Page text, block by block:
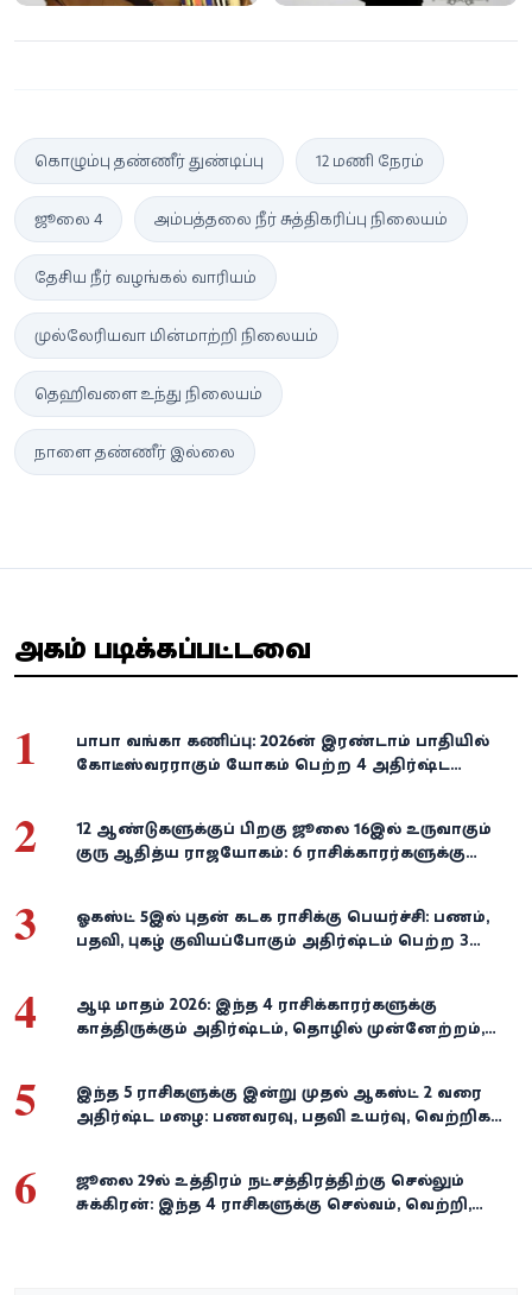
கொழும்பு தண்ணீர் துண்டிப்பு 12 மணி நேரம்
ஜூலை 4 அம்பத்தலை நீர் சுத்திகரிப்பு நிலையம்
தேசிய நீர் வழங்கல் வாரியம்
முல்லேரியவா மின்மாற்றி நிலையம்
தெஹிவளை உந்து நிலையம்
நாளை தண்ணீர் இல்லை
அதிகம் படிக்கப்பட்டவை
1
பாபா வங்கா கணிப்பு: 2026-ன் இரண்டாம் பாதியில்
கோடீஸ்வரராகும் யோகம் பெற்ற 4 அதிர்ஷ்ட
2
12 ஆண்டுகளுக்குப் பிறகு ஜூலை 16இல் உருவாகும்
குரு ஆதித்ய ராஜயோகம்: 6 ராசிக்காரர்களுக்கு
3
ஓகஸ்ட் 5இல் புதன் கடக ராசிக்கு பெயர்ச்சி: பணம்,
பதவி, புகழ் குவியப்போகும் அதிர்ஷ்டம் பெற்ற 3
4
ஆடி மாதம் 2026: இந்த 4 ராசிக்காரர்களுக்கு
காத்திருக்கும் அதிர்ஷ்டம், தொழில் முன்னேற்றம்,
5
இந்த 5 ராசிகளுக்கு இன்று முதல் ஆகஸ்ட் 2 வரை
அதிர்ஷ்ட மழை: பணவரவு, பதவி உயர்வு, வெற்றிகள்
6
ஜூலை 29-ல் உத்திரம் நட்சத்திரத்திற்கு செல்லும்
சுக்கிரன்: இந்த 4 ராசிகளுக்கு செல்வம், வெற்றி,